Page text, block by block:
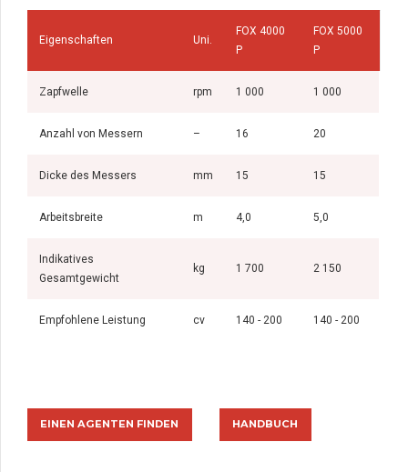
Eigenschaften Uni.
FOX 4000
P
FOX 5000
P
Zapfwelle rpm 1 000 1 000
Anzahl von Messern – 16 20
Dicke des Messers mm 15 15
Arbeitsbreite m 4,0 5,0
Indikatives
Gesamtgewicht
kg 1 700 2 150
Empfohlene Leistung cv 140 - 200 140 - 200
EINEN AGENTEN FINDEN HANDBUCH